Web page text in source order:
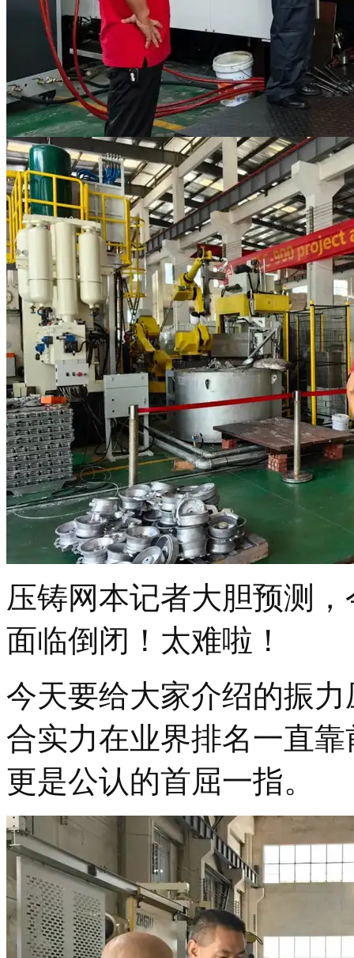
压铸网本记者大胆预测
面临倒闭！太难啦！
今天要给大家介绍的振
合实力在业界排名一直
更是公认的首屈一指。